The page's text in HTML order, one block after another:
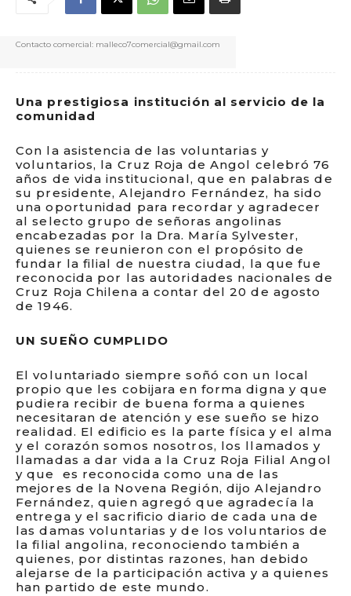
Contacto comercial: malleco7comercial@gmail.com
Una prestigiosa institución al servicio de la
comunidad
Con la asistencia de las voluntarias y
voluntarios, la Cruz Roja de Angol celebró 76
años de vida institucional, que en palabras de
su presidente, Alejandro Fernández, ha sido
una oportunidad para recordar y agradecer
al selecto grupo de señoras angolinas
encabezadas por la Dra. María Sylvester,
quienes se reunieron con el propósito de
fundar la filial de nuestra ciudad, la que fue
reconocida por las autoridades nacionales de
Cruz Roja Chilena a contar del 20 de agosto
de 1946.
UN SUEÑO CUMPLIDO
El voluntariado siempre soñó con un local
propio que les cobijara en forma digna y que
pudiera recibir de buena forma a quienes
necesitaran de atención y ese sueño se hizo
realidad. El edificio es la parte física y el alma
y el corazón somos nosotros, los llamados y
llamadas a dar vida a la Cruz Roja Filial Angol
y que es reconocida como una de las
mejores de la Novena Región, dijo Alejandro
Fernández, quien agregó que agradecía la
entrega y el sacrificio diario de cada una de
las damas voluntarias y de los voluntarios de
la filial angolina, reconociendo también a
quienes, por distintas razones, han debido
alejarse de la participación activa y a quienes
han partido de este mundo.